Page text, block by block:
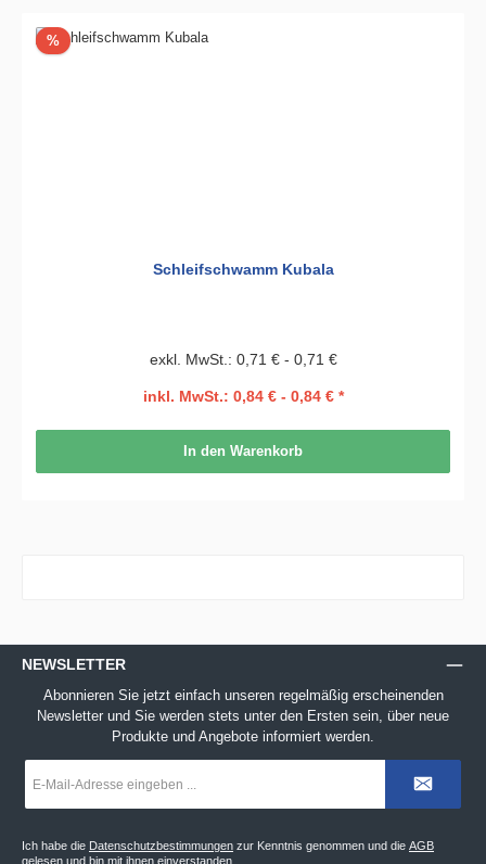
%Rabatt
Schleifschwamm Kubala
exkl. MwSt.: 0,71 € - 0,71 €
inkl. MwSt.: 0,84 € - 0,84 € *
In den Warenkorb
NEWSLETTER
Abonnieren Sie jetzt einfach unseren regelmäßig erscheinenden
Newsletter und Sie werden stets unter den Ersten sein, über neue
Produkte und Angebote informiert werden.
Mail-
Ich habe die Datenschutzbestimmungen zur Kenntnis genommen und die AGB
gelesen und bin mit ihnen einverstanden.